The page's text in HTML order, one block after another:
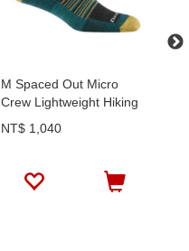
M Spaced Out Micro
Crew Lightweight Hiking
Socks
NT$ 1,040